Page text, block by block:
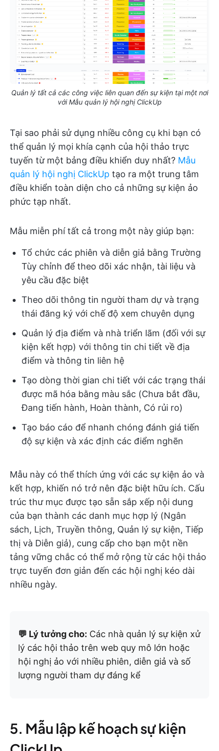
Quản lý tất cả các công việc liên quan đến sự kiện tại một nơi
với Mẫu quản lý hội nghị ClickUp
Tại sao phải sử dụng nhiều công cụ khi bạn có
thể quản lý mọi khía cạnh của hội thảo trực
tuyến từ một bảng điều khiển duy nhất? Mẫu
quản lý hội nghị ClickUp tạo ra một trung tâm
điều khiển toàn diện cho cả những sự kiện ảo
phức tạp nhất.
Mẫu miễn phí tất cả trong một này giúp bạn:
Tổ chức các phiên và diễn giả bằng Trường
Tùy chỉnh để theo dõi xác nhận, tài liệu và
yêu cầu đặc biệt
Theo dõi thông tin người tham dự và trạng
thái đăng ký với chế độ xem chuyên dụng
Quản lý địa điểm và nhà triển lãm (đối với sự
kiện kết hợp) với thông tin chi tiết về địa
điểm và thông tin liên hệ
Tạo dòng thời gian chi tiết với các trạng thái
được mã hóa bằng màu sắc (Chưa bắt đầu,
Đang tiến hành, Hoàn thành, Có rủi ro)
Tạo báo cáo để nhanh chóng đánh giá tiến
độ sự kiện và xác định các điểm nghẽn
Mẫu này có thể thích ứng với các sự kiện ảo và
kết hợp, khiến nó trở nên đặc biệt hữu ích. Cấu
trúc thư mục được tạo sẵn sắp xếp nội dung
của bạn thành các danh mục hợp lý (Ngân
sách, Lịch, Truyền thông, Quản lý sự kiện, Tiếp
thị và Diễn giả), cung cấp cho bạn một nền
tảng vững chắc có thể mở rộng từ các hội thảo
trực tuyến đơn giản đến các hội nghị kéo dài
nhiều ngày.
💬 Lý tưởng cho: Các nhà quản lý sự kiện xử
lý các hội thảo trên web quy mô lớn hoặc
hội nghị ảo với nhiều phiên, diễn giả và số
lượng người tham dự đáng kể
5. Mẫu lập kế hoạch sự kiện